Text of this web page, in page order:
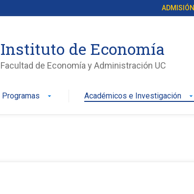
ADMISIÓN
Instituto de Economía
Facultad de Economía y Administración UC
Programas arrow_drop_down Académicos e Investigación arrow_drop_down